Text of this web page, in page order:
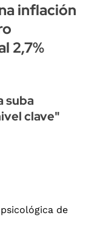
inflación
2,7%
suba
clave"